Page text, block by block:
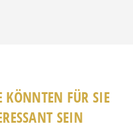
KÖNNTEN FÜR SIE
SEIN